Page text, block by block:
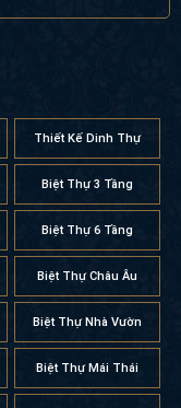
Thiết Kế Dinh Thự
Biệt Thự 3 Tầng
Biệt Thự 6 Tầng
Biệt Thự Châu Âu
Biệt Thự Nhà Vườn
Biệt Thự Mái Thái